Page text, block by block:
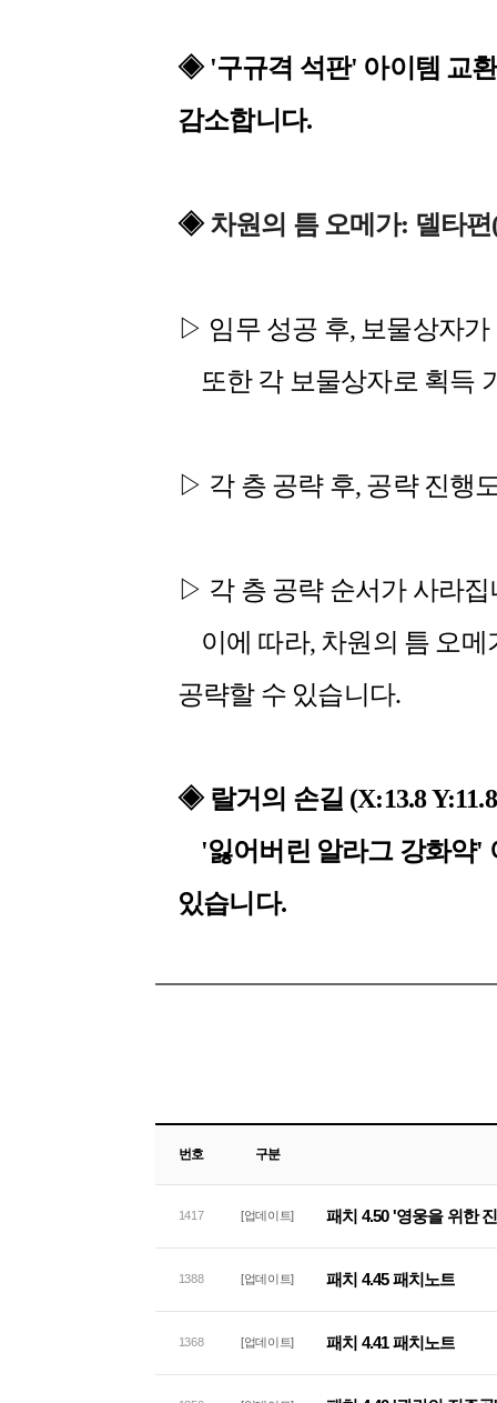
◈'구규격 석판' 아이템 교
감소합니다.
◈차원의 틈 오메가: 델타
▷ 임무 성공 후, 보물상자가
또한 각 보물상자로 획득
▷ 각 층 공략 후, 공략 진행
▷ 각 층 공략 순서가 사라집
이에 따라, 차원의 틈 오메
공략할 수 있습니다.
◈랄거의 손길 (X:13.8
'잃어버린 알라그 강화약'
있습니다.
번호 구분
1417 [업데이트] 패치 4.50 '영웅을 위한
1388 [업데이트] 패치 4.45 패치노트
1368 [업데이트] 패치 4.41 패치노트